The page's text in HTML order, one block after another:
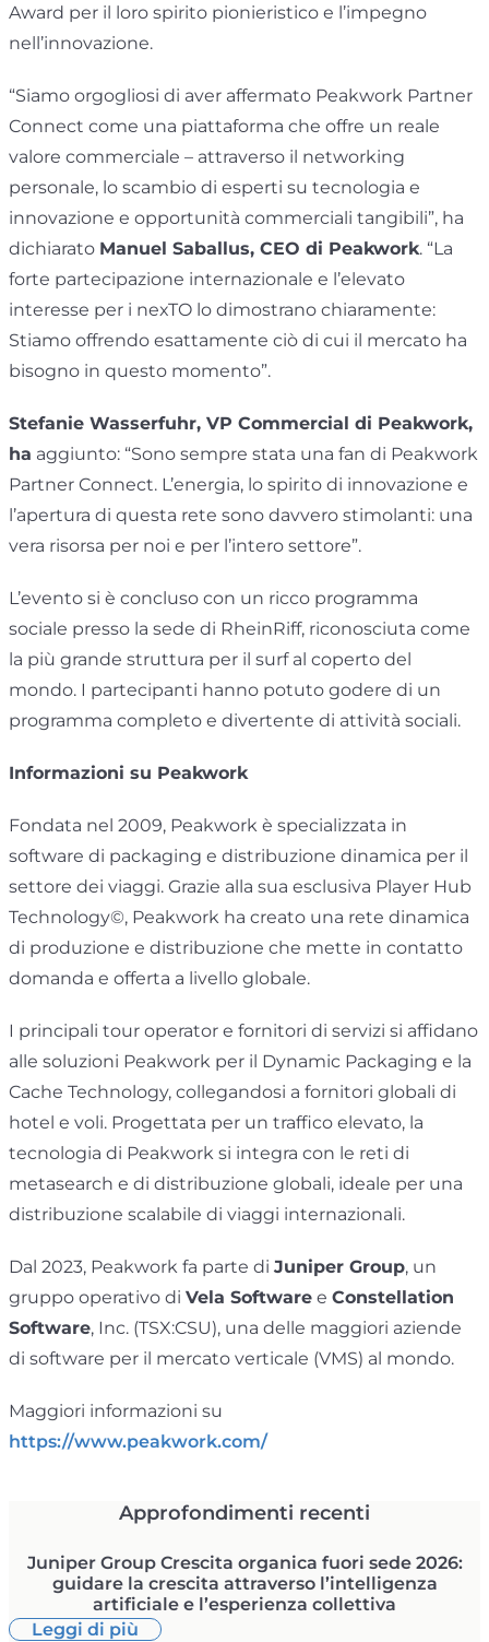
Award per il loro spirito pionieristico e l’impegno
nell’innovazione.
“Siamo orgogliosi di aver affermato Peakwork Partner
Connect come una piattaforma che offre un reale
valore commerciale – attraverso il networking
personale, lo scambio di esperti su tecnologia e
innovazione e opportunità commerciali tangibili”, ha
dichiarato Manuel Saballus, CEO di Peakwork. “La
forte partecipazione internazionale e l’elevato
interesse per i nexTO lo dimostrano chiaramente:
Stiamo offrendo esattamente ciò di cui il mercato ha
bisogno in questo momento”.
Stefanie Wasserfuhr, VP Commercial di Peakwork,
ha aggiunto: “Sono sempre stata una fan di Peakwork
Partner Connect. L’energia, lo spirito di innovazione e
l’apertura di questa rete sono davvero stimolanti: una
vera risorsa per noi e per l’intero settore”.
L’evento si è concluso con un ricco programma
sociale presso la sede di RheinRiff, riconosciuta come
la più grande struttura per il surf al coperto del
mondo. I partecipanti hanno potuto godere di un
programma completo e divertente di attività sociali.
Informazioni su Peakwork
Fondata nel 2009, Peakwork è specializzata in
software di packaging e distribuzione dinamica per il
settore dei viaggi. Grazie alla sua esclusiva Player Hub
Technology©, Peakwork ha creato una rete dinamica
di produzione e distribuzione che mette in contatto
domanda e offerta a livello globale.
I principali tour operator e fornitori di servizi si affidano
alle soluzioni Peakwork per il Dynamic Packaging e la
Cache Technology, collegandosi a fornitori globali di
hotel e voli. Progettata per un traffico elevato, la
tecnologia di Peakwork si integra con le reti di
metasearch e di distribuzione globali, ideale per una
distribuzione scalabile di viaggi internazionali.
Dal 2023, Peakwork fa parte di Juniper Group, un
gruppo operativo di Vela Software e Constellation
Software, Inc. (TSX:CSU), una delle maggiori aziende
di software per il mercato verticale (VMS) al mondo.
Maggiori informazioni su
https://www.peakwork.com/
Approfondimenti recenti
Juniper Group Crescita organica fuori sede 2026:
guidare la crescita attraverso l’intelligenza
artificiale e l’esperienza collettiva
Leggi di più